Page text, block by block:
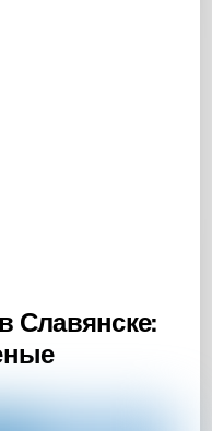
Славянске: